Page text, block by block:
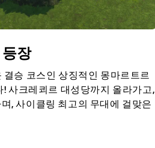
장
승 코스인 상징적인 몽마르트르
사크레쾨르 대성당까지 올라가고,
, 사이클링 최고의 무대에 걸맞은